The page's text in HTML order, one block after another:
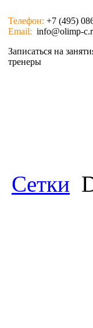
Телефон: +7 (495)
Email: info@olimp-
Записаться на
тренеры
Сетки